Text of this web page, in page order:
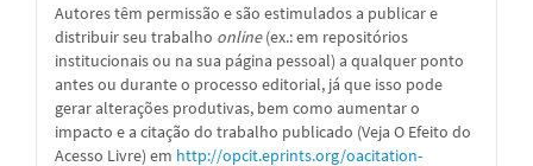
Autores têm permissão e são estimulados a publicar e
distribuir seu trabalho online(ex.: em repositórios
institucionais ou na sua página pessoal) a qualquer ponto
antes ou durante o processo editorial, já que isso pode
gerar alterações produtivas, bem como aumentar o
impacto e a citação do trabalho publicado (Veja O Efeito do
Acesso Livre) em http://opcit.eprints.org/oacitation-